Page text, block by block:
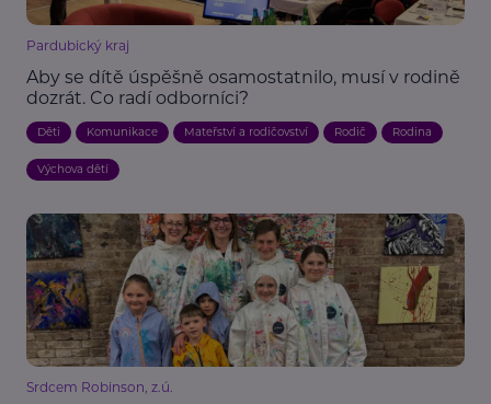
Pardubický kraj
Aby se dítě úspěšně osamostatnilo, musí v rodině
dozrát. Co radí odborníci?
Děti Komunikace Mateřství a rodičovství Rodič Rodina
Výchova dětí
Srdcem Robinson, z.ú.